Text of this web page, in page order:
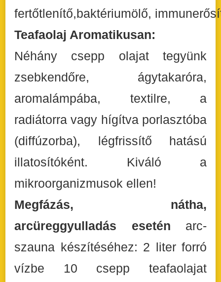
fertőtlenítő,baktériumölő,
Teafaolaj Aromatikusan:
Néhány csepp olajat tegyünk
zsebkendőre, ágytakaróra,
aromalámpába, textilre, a
radiátorra vagy hígítva porlasztóba
(diffúzorba), légfrissítő hatású
illatosítóként. Kiváló a
mikroorganizmusok ellen!
Megfázás, nátha,
arcüreggyulladás esetén arc-
szauna készítéséhez: 2 liter forró
vízbe 10 csepp teafaolajat